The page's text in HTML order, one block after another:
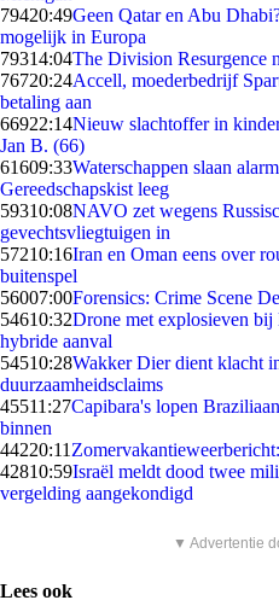
79420:49Geen Qatar en Abu
mogelijk in Europa
79314:04The Division Resurgence
76720:24Accell, moederbedrijf
betaling aan
66922:14Nieuw slachtoffer in
Jan B. (66)
61609:33Waterschappen slaan
Gereedschapskist leeg
59310:08NAVO zet wegens
gevechtsvliegtuigen in
57210:16Iran en Oman eens over
buitenspel
56007:00Forensics: Crime Scene
54610:32Drone met explosieven
hybride aanval
54510:28Wakker Dier dient klacht
duurzaamheidsclaims
45511:27Capibara's lopen
binnen
44220:11
42810:59Israël meldt dood twee
vergelding aangekondigd
▼ Advertentie
Lees ook